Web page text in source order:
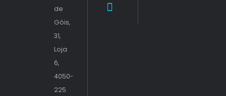
de
Góis,
31,
Loja
6,
4050-
225